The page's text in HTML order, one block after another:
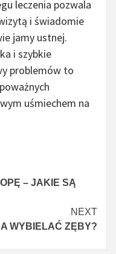
leczenia pozwala
i świadomie
jamy ustnej.
i szybkie
problemów to
uśmiechem na
– JAKIE SĄ
NEXT
WYBIELAĆ ZĘBY?